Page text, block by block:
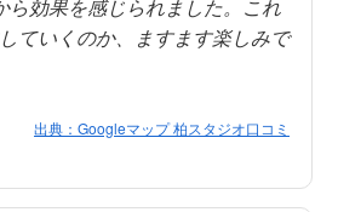
ら効果を感じられました。これ
ていくのか、ますます楽しみで
出典：Googleマップ 柏スタジオ口コミ